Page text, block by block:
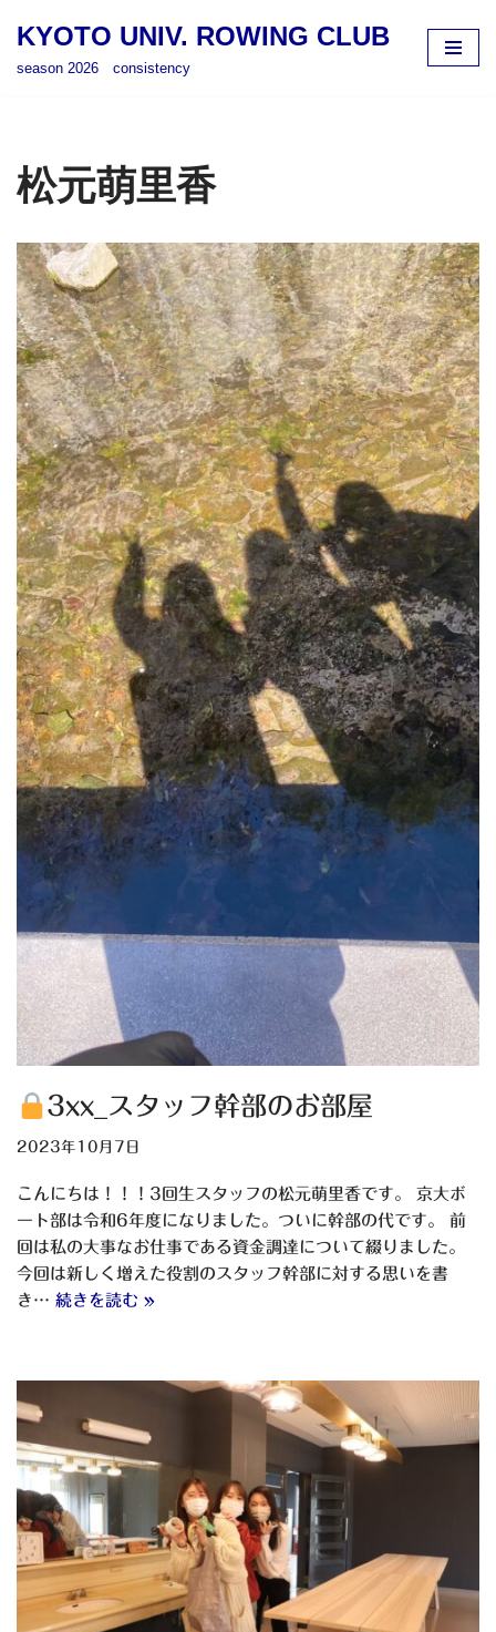
ツ
へ
キ
ッ
プ
KYOTO UNIV. ROWING CLUB
season 2026 consistency
松元萌里香
3xx_スタッフ幹部のお部屋
2023年10月7日
こんにちは！！！3回生スタッフの松元萌里香です。 京大ボ
ート部は令和6年度になりました。ついに幹部の代です。 前
回は私の大事なお仕事である資金調達について綴りました。
今回は新しく増えた役割のスタッフ幹部に対する思いを書
き… 続きを読む »